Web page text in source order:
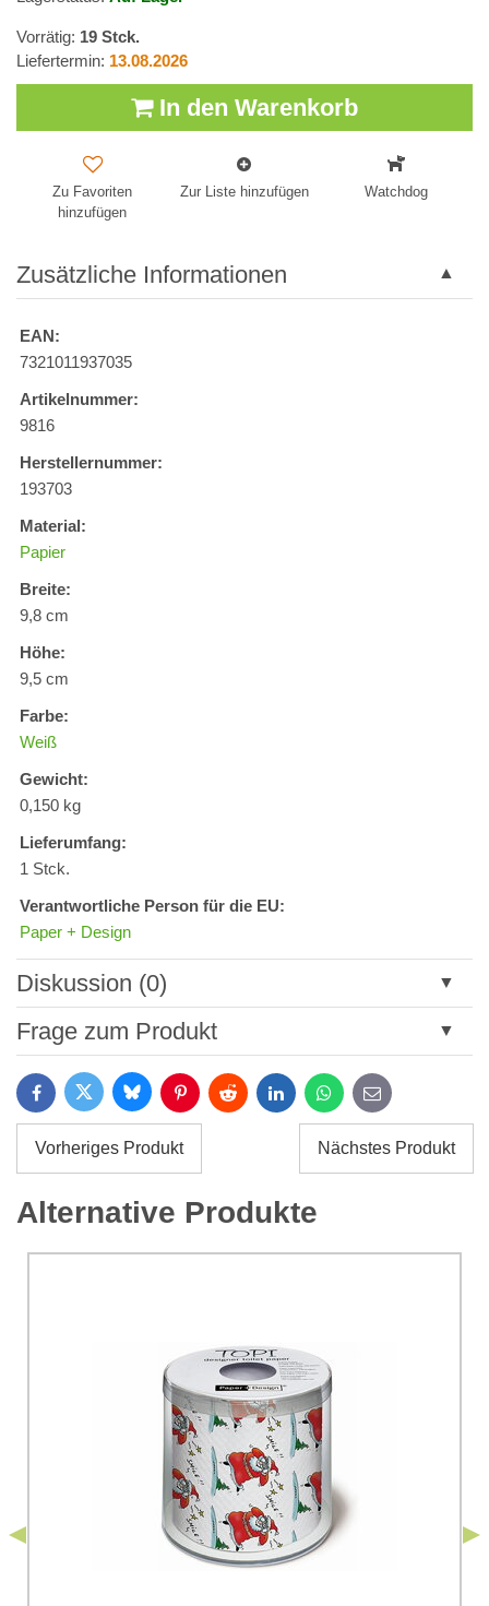
Vorrätig: 19 Stck.
Liefertermin: 13.08.2026
In den Warenkorb
Zu Favoriten
hinzufügen
Zur Liste hinzufügen Watchdog
Zusätzliche Informationen
EAN:
7321011937035
Artikelnummer:
9816
Herstellernummer:
193703
Material:
Papier
Breite:
9,8 cm
Höhe:
9,5 cm
Farbe:
Weiß
Gewicht:
0,150 kg
Lieferumfang:
1 Stck.
Verantwortliche Person für die EU:
Paper + Design
Diskussion (0)
Neuer Kommentar
Titel:
Name:*
Ich stimme der Verarbeitung der im Formular angegebenen
personenbezogenen Daten zum Zwecke der Absendung
einverstanden. Ich habe dieDatenschutzbedingungen
Bomba s.r.o. zur Kenntnis genommen.*
Frage zum Produkt
*
Ihre E-Mail:*
FacebookTwitter BlueskyPinterestReddit LinkedInWhatsApp
E-
mail
Vorheriges Produkt Nächstes Produkt
Alternative Produkte